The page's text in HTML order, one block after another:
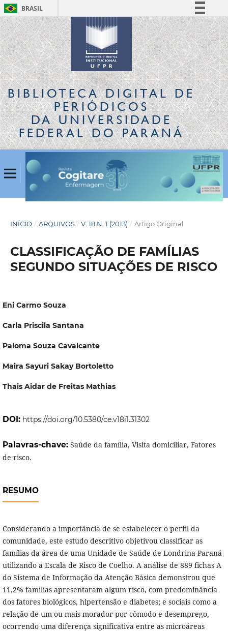
BRASIL
Simplifique!
Comunica BR
Participe
Acesso à informação
Legislação
Canais
BIBLIOTECA DIGITALDE
PERIÓDICOS
DA UNIVERSIDADE
FEDERAL DO PARANÁ
INÍCIO / ARQUIVOS / V. 18 N. 1 (2013) / Artigo Original
CLASSIFICAÇÃO DE FAMÍLIAS
SEGUNDO SITUAÇÕES DE RISCO
Eni Carmo Souza
Carla Priscila Santana
Paloma Souza Cavalcante
Maira Sayuri Sakay Bortoletto
Thais Aidar de Freitas Mathias
DOI: https://doi.org/10.5380/ce.v18i1.31302
Palavras-chave: Saúde da família, Visita domiciliar, Fatores
de risco.
RESUMO
Considerando a importância de se estabelecer o perfil da
comunidade, este estudo descritivo objetivou classificar as
famílias da área de uma Unidade de Saúde de Londrina-Paraná
utilizando a Escala de Risco de Coelho. A análise de 889 fichas A
do Sistema de Informação da Atenção Básica demonstrou que
11,2% famílias apresentaram algum risco, com predominância
dos fatores biológicos, hipertensão e diabetes; e sociais como a
relação de um ou mais morador por cômodo e desemprego,
ocorrendo uma diferença significativa entre as microáreas